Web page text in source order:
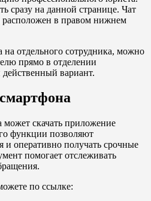
сразу на данной странице. Чат
расположен в правом нижнем
отдельного сотрудника, можно
прямо в отделении
вариант.
скачать приложение
функции позволяют
и оперативно получать срочные
помогает отслеживать
по ссылке: